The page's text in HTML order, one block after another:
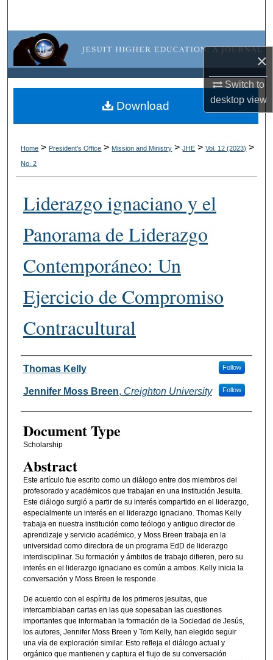
×
Switch to
desktopview
Browse Collections
My Account
About
Home > President's Office > Mission and Ministry > JHE > Vol. 12 (2023) >
No. 2
Liderazgo ignaciano y el
Panorama de Liderazgo
Contemporáneo: Un
Ejercicio de Compromiso
Contracultural
Authors
Thomas Kelly Follow
Jennifer Moss Breen, Creighton University Follow
Document Type
Scholarship
Abstract
Este artículo fue escrito como un diálogo entre dos miembros del
profesorado y académicos que trabajan en una institución Jesuita.
Este diálogo surgió a partir de su interés compartido en el liderazgo,
especialmente un interés en el liderazgo ignaciano. Thomas Kelly
trabaja en nuestra institución como teólogo y antiguo director de
aprendizaje y servicio académico, y Moss Breen trabaja en la
universidad como directora de un programa EdD de liderazgo
interdisciplinar. Su formación y ámbitos de trabajo difieren, pero su
interés en el liderazgo ignaciano es común a ambos. Kelly inicia la
conversación y Moss Breen le responde.
De acuerdo con el espíritu de los primeros jesuitas, que
intercambiaban cartas en las que sopesaban las cuestiones
importantes que informaban la formación de la Sociedad de Jesús,
los autores, Jennifer Moss Breen y Tom Kelly, han elegido seguir
una vía de exploración similar. Esto refleja el diálogo actual y
orgánico que mantienen y captura el flujo de su conversación
Download